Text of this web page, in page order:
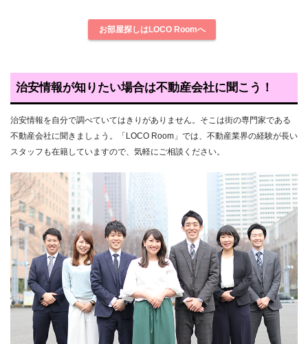
お部屋探しはLOCO Roomへ
治安情報が知りたい場合は不動産会社に聞こう！
治安情報を自分で調べていてはきりがありません。そこは街の専門家である
不動産会社に聞きましょう。「LOCO Room」では、不動産業界の経験が長い
スタッフも在籍していますので、気軽にご相談ください。